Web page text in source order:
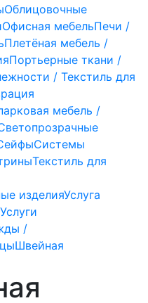
Облицовочные
Офисная мебельПечи /
Плетёная мебель /
Портьерные ткани /
/ Текстиль для
мебель /
Системы
Текстиль для
изделияУслуга
Услуги
/
Швейная